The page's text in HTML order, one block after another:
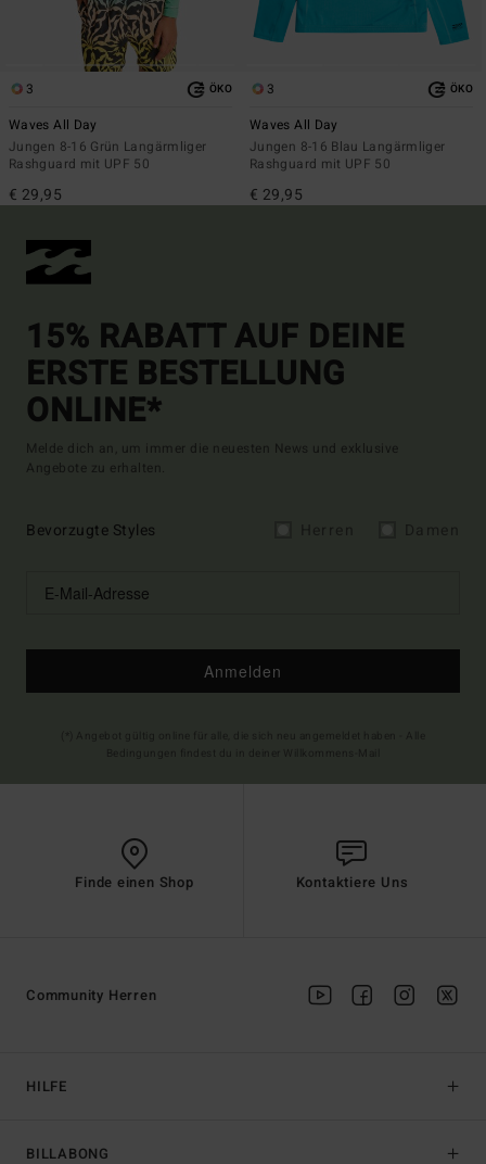
3 ÖKO
Waves All Day
Jungen 8-16 Grün Langärmliger
Rashguard mit UPF 50
€ 29,95
3 ÖKO
Waves All Day
Jungen 8-16 Blau Langärmliger
Rashguard mit UPF 50
€ 29,95
15% RABATT AUF DEINE
ERSTE BESTELLUNG
ONLINE*
Melde dich an, um immer die neuesten News und exklusive
Angebote zu erhalten.
Bevorzugte Styles
Anmelden
Finde einen Shop Kontaktiere Uns
HILFE
BILLABONG
Community Herren